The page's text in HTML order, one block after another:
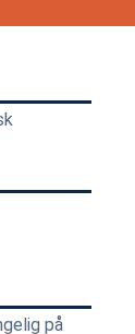
på